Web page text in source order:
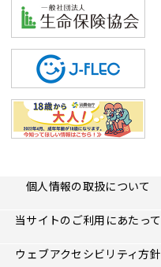
個人情報の取扱について
当サイトのご利用にあたって
ウェブアクセシビリティ方針